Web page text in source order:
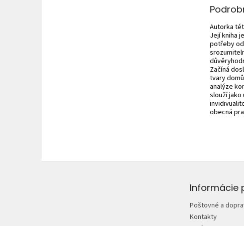
Autorka
Její kniha
potřeby
Začíná
tvary
analýze
slouží jako
obecná
Informácie
Poštovné a
Kontakty